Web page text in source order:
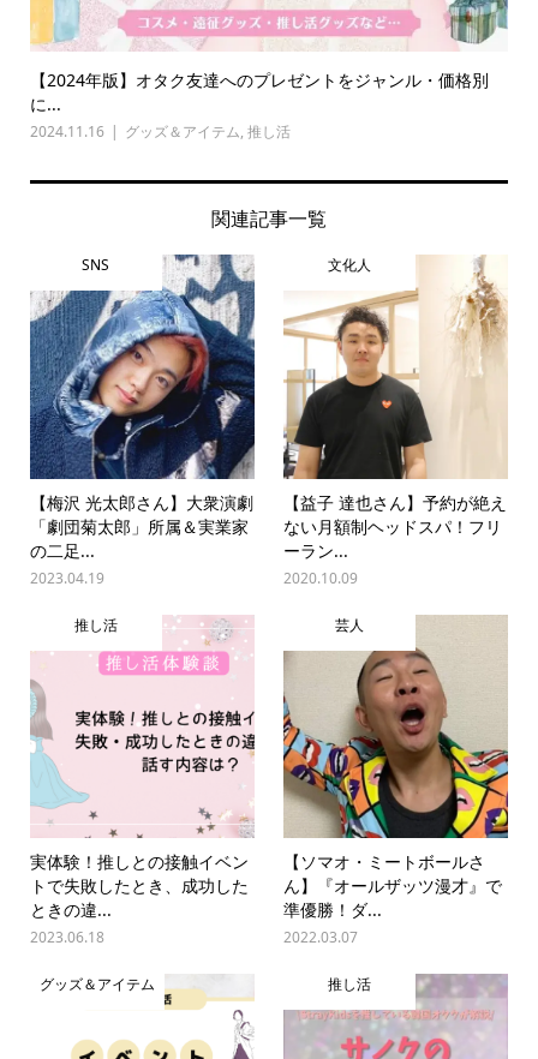
【2024年版】オタク友達へのプレゼントをジャンル・価格別
に...
2024.11.16 グッズ＆アイテム, 推し活
関連記事一覧
SNS
【梅沢 光太郎さん】大衆演劇
「劇団菊太郎」所属＆実業家
の二足...
2023.04.19
文化人
【益子 達也さん】予約が絶え
ない月額制ヘッドスパ！フリ
ーラン...
2020.10.09
推し活
実体験！推しとの接触イベン
トで失敗したとき、成功した
ときの違...
2023.06.18
芸人
【ソマオ・ミートボールさ
ん】『オールザッツ漫才』で
準優勝！ダ...
2022.03.07
グッズ＆アイテム 推し活